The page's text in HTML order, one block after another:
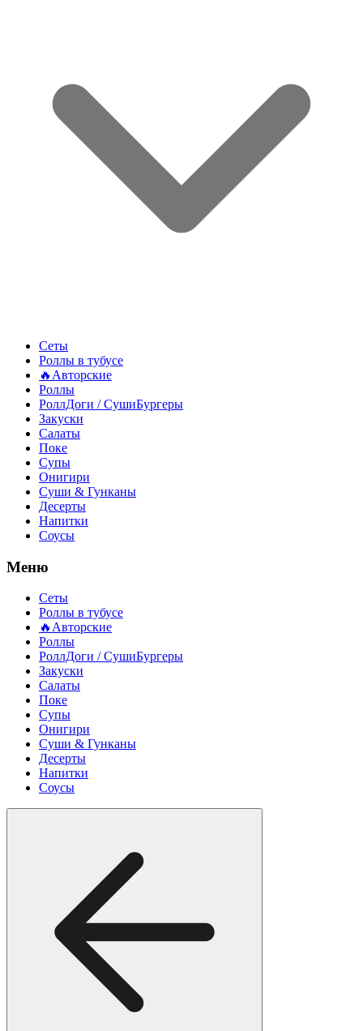
Сеты
Роллы в тубусе
🔥Авторские
Роллы
РоллДоги / СушиБургеры
Закуски
Салаты
Поке
Супы
Онигири
Суши & Гунканы
Десерты
Напитки
Соусы
Меню
Сеты
Роллы в тубусе
🔥Авторские
Роллы
РоллДоги / СушиБургеры
Закуски
Салаты
Поке
Супы
Онигири
Суши & Гунканы
Десерты
Напитки
Соусы